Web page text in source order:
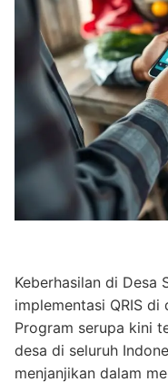
Keberhasilan di Desa
implementasi QRIS
Program serupa kini
desa di seluruh
menjanjikan dalam